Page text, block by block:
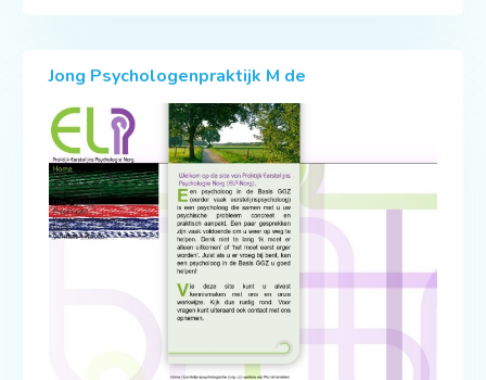
Jong Psychologenpraktijk M de